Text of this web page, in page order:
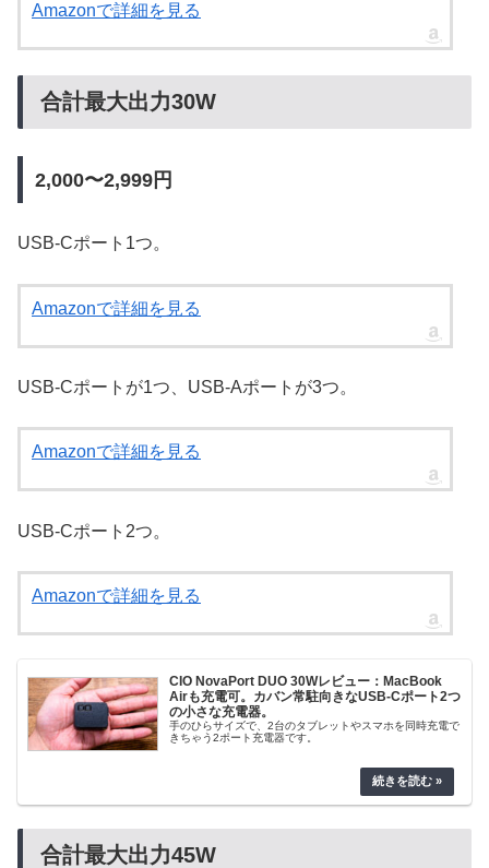
Amazonで詳細を見る
合計最大出力30W
2,000〜2,999円
USB-Cポート1つ。
Amazonで詳細を見る
USB-Cポートが1つ、USB-Aポートが3つ。
Amazonで詳細を見る
USB-Cポート2つ。
Amazonで詳細を見る
CIO NovaPort DUO 30Wレビュー：MacBook
Airも充電可。カバン常駐向きなUSB-Cポート2つ
の小さな充電器。
手のひらサイズで、2台のタブレットやスマホを同時充電で
きちゃう2ポート充電器です。
合計最大出力45W